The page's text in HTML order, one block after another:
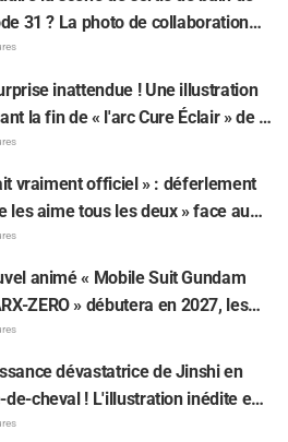
« Trop précieux, je meurs », « On
un couple »
31 ? La photo de collaboration
Frieren » et « Garigari-kun » fait
d'elle : « On dirait que ses cheveux
dans une serviette de bain »
inattendue ! Une illustration
la fin de « l'arc Cure Éclair » de «
Precure! » fait réagir : « Ça
cœur », « On ressent tout l'amour
de production »
vraiment officiel » : déferlement
les aime tous les deux » face au
ultime entre « Tanigaki le Matagi
chan » de Golden Kamuy
animé « Mobile Suit Gundam
ZERO » débutera en 2027, les
: « Une cape et un bras
une bête !? », « Le mecha du
est super classe »
dévastatrice de Jinshi en
de-cheval ! L'illustration inédite en
pour l'événement d'été de « Les